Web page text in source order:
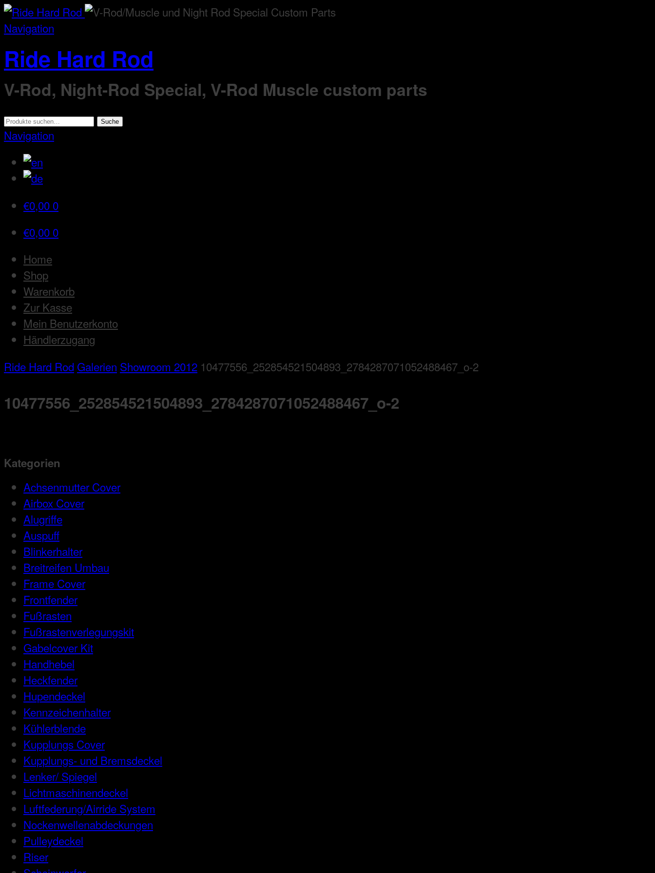
Navigation
Ride Hard Rod
V-Rod, Night-Rod Special, V-Rod Muscle custom parts
Suche
nach:
Suche
Navigation
€0,00 0
€0,00 0
Home
Shop
Warenkorb
Zur Kasse
Mein Benutzerkonto
Händlerzugang
Ride Hard Rod Galerien Showroom 2012 10477556_252854521504893_2784287071052488467_o-2
10477556_252854521504893_2784287071052488467_o-2
Kategorien
Achsenmutter Cover
Airbox Cover
Alugriffe
Auspuff
Blinkerhalter
Breitreifen Umbau
Frame Cover
Frontfender
Fußrasten
Fußrastenverlegungskit
Gabelcover Kit
Handhebel
Heckfender
Hupendeckel
Kennzeichenhalter
Kühlerblende
Kupplungs Cover
Kupplungs- und Bremsdeckel
Lenker/ Spiegel
Lichtmaschinendeckel
Luftfederung/Airride System
Nockenwellenabdeckungen
Pulleydeckel
Riser